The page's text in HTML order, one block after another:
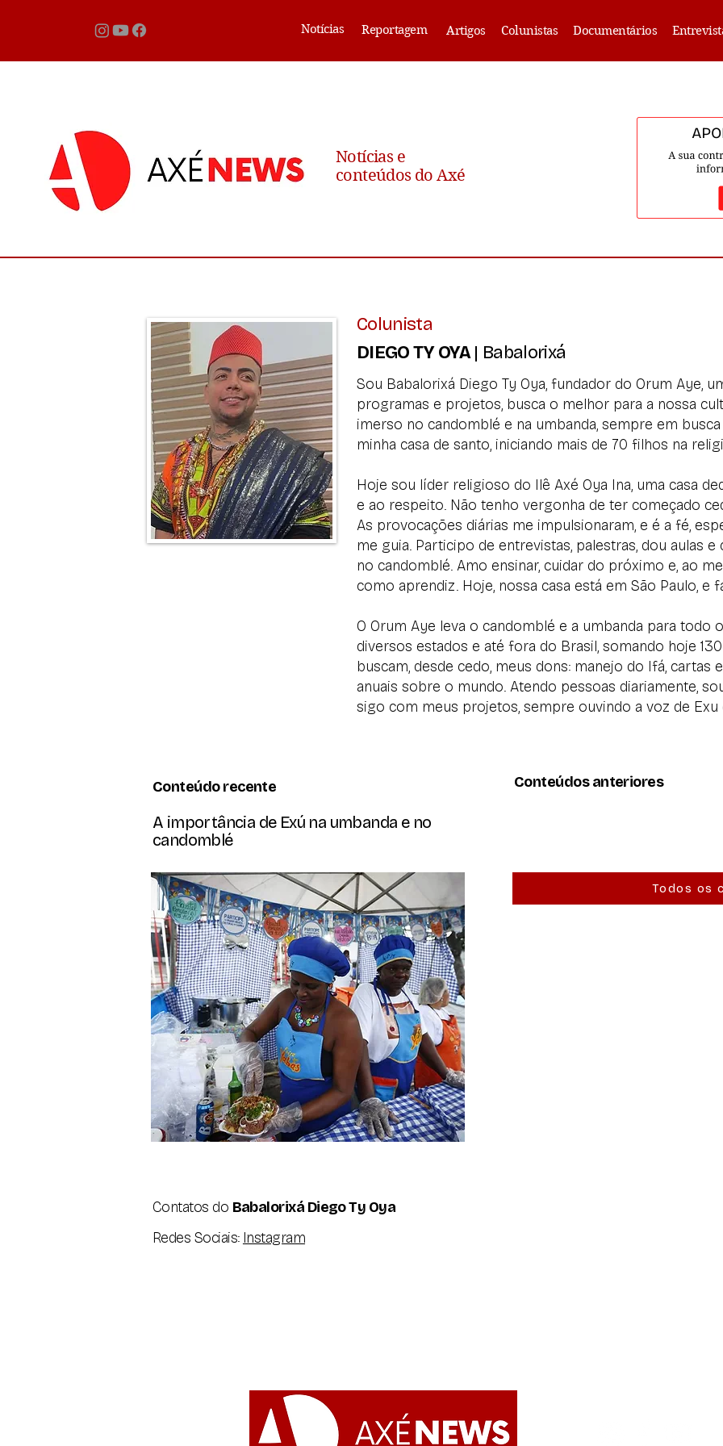
Notícias Reportagem Artigos Colunistas Documentários
Notícias e
conteúdos do Axé
Colunista
DIEGO TY OYA| Babalorixá
Sou Babalorixá Diego Ty Oya, fundador do Orum Aye,
programas e projetos, busca o melhor para a nossa
imerso no candomblé e na umbanda, sempre em
minha casa de santo, iniciando mais de 70 filhos na
Hoje sou líder religioso do Ilê Axé Oya Ina, uma casa
e ao respeito. Não tenho vergonha de ter começado
As provocações diárias me impulsionaram, e é a fé,
me guia. Participo de entrevistas, palestras, dou aulas
no candomblé. Amo ensinar, cuidar do próximo e, ao
como aprendiz. Hoje, nossa casa está em São Paulo, e
O Orum Aye leva o candomblé e a umbanda para todo
diversos estados e até fora do Brasil, somando hoje
buscam, desde cedo, meus dons: manejo do Ifá, cartas
anuais sobre o mundo. Atendo pessoas diariamente,
sigo com meus projetos, sempre ouvindo a voz de Exu
Conteúdo recente
A importância de Exú na umbanda e no
candomblé
Conteúdos anteriores
Todos os
Contatos do Babalorixá Diego Ty Oya
Redes Sociais: Instagram